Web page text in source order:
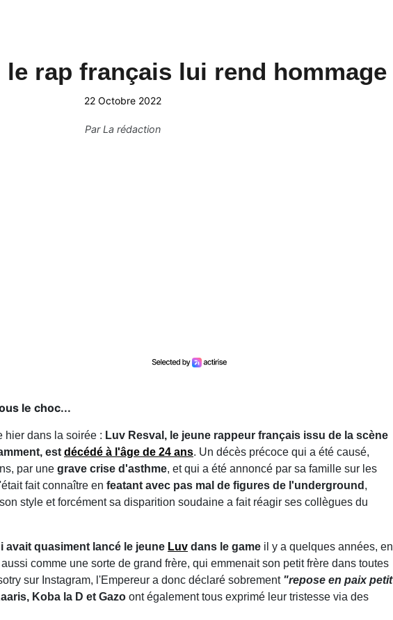
le rap français lui rend hommage
22 Octobre 2022
ParLa rédaction
le choc...
hier dans la soirée : Luv Resval, le jeune rappeur français issu de la scène
est décédé à l'âge de 24 ans. Un décès précoce qui a été causé,
par une grave crise d'asthme, et qui a été annoncé par sa famille sur les
fait connaître en featant avec pas mal de figures de l'underground ,
style et forcément sa disparition soudaine a fait réagir ses collègues du
avait quasiment lancé le jeune Luv dans le game il y a quelques années, en
comme une sorte de grand frère, qui emmenait son petit frère dans toutes
sur Instagram, l'Empereur a donc déclaré sobrement"repose en paix petit
Koba la D et Gazo ont également tous exprimé leur tristesse via des